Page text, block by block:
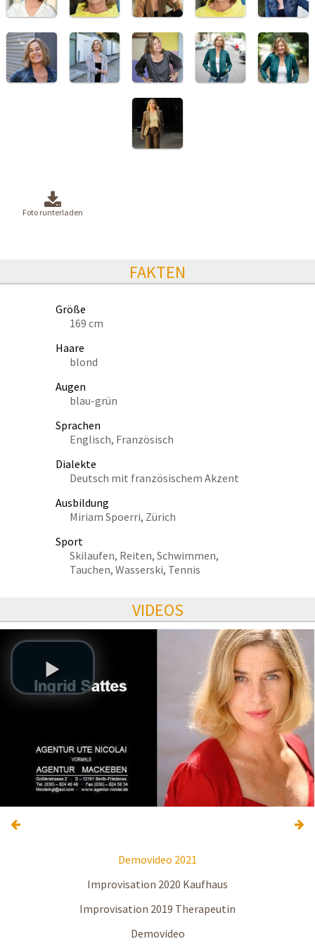
Foto runterladen
FAKTEN
Größe
169 cm
Haare
blond
Augen
blau-grün
Sprachen
Englisch, Französisch
Dialekte
Deutsch mit französischem Akzent
Ausbildung
Miriam Spoerri, Zürich
Sport
Skilaufen, Reiten, Schwimmen,
Tauchen, Wasserski, Tennis
VIDEOS
Demovideo 2021
Improvisation 2020 Kaufhaus
Improvisation 2019 Therapeutin
Demovideo